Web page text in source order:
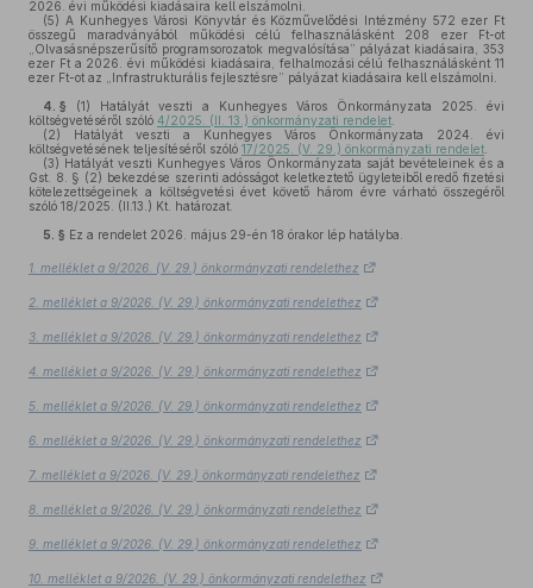
2026. évi működési kiadásaira kell elszámolni.
(5) A Kunhegyes Városi Könyvtár és Közművelődési Intézmény 572 ezer Ft
összegű maradványából működési célú felhasználásként 208 ezer Ft-ot
„Olvasásnépszerűsítő programsorozatok megvalósítása” pályázat kiadásaira, 353
ezer Ft a 2026. évi működési kiadásaira, felhalmozási célú felhasználásként 11
ezer Ft-ot az „Infrastrukturális fejlesztésre” pályázat kiadásaira kell elszámolni.
4. § (1) Hatályát veszti a Kunhegyes Város Önkormányzata 2025. évi
költségvetéséről szóló 4/2025. (II. 13.) önkormányzati rendelet
(2) Hatályát veszti a Kunhegyes Város Önkormányzata 2024. évi
költségvetésének teljesítéséről szóló 17/2025. (V. 29.) önkormányzati rendelet
(3) Hatályát veszti Kunhegyes Város Önkormányzata saját bevételeinek és a
Gst. 8. § (2) bekezdése szerinti adósságot keletkeztető ügyleteiből eredő fizetési
kötelezettségeinek a költségvetési évet követő három évre várható összegéről
szóló 18/2025. (II.13.) Kt. határozat.
5. § Ez a rendelet 2026. május 29-én 18 órakor lép hatályba.
1. melléklet a 9/2026. (V. 29.) önkormányzati rendelethez
2. melléklet a 9/2026. (V. 29.) önkormányzati rendelethez
3. melléklet a 9/2026. (V. 29.) önkormányzati rendelethez
4. melléklet a 9/2026. (V. 29.) önkormányzati rendelethez
5. melléklet a 9/2026. (V. 29.) önkormányzati rendelethez
6. melléklet a 9/2026. (V. 29.) önkormányzati rendelethez
7. melléklet a 9/2026. (V. 29.) önkormányzati rendelethez
8. melléklet a 9/2026. (V. 29.) önkormányzati rendelethez
9. melléklet a 9/2026. (V. 29.) önkormányzati rendelethez
10. melléklet a 9/2026. (V. 29.) önkormányzati rendelethez